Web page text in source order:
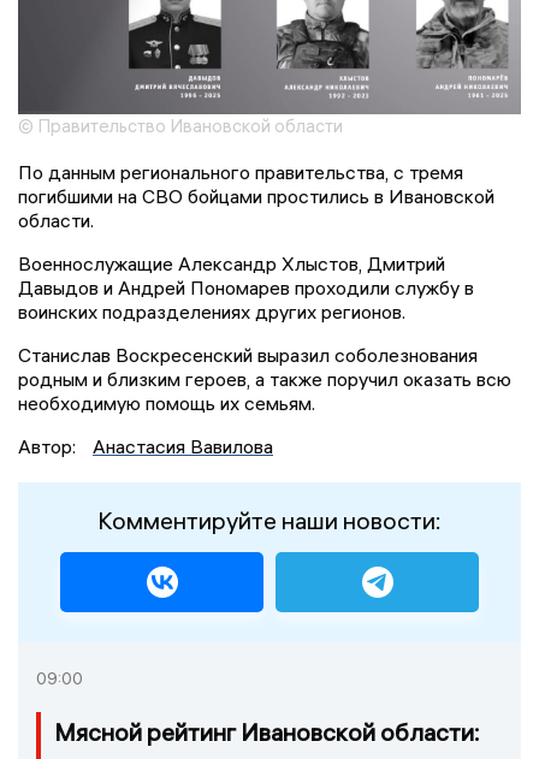
© Правительство Ивановской области
По данным регионального правительства, с тремя
погибшими на СВО бойцами простились в Ивановской
области.
Военнослужащие Александр Хлыстов, Дмитрий
Давыдов и Андрей Пономарев проходили службу в
воинских подразделениях других регионов.
Станислав Воскресенский выразил соболезнования
родным и близким героев, а также поручил оказать всю
необходимую помощь их семьям.
Автор:
Анастасия Вавилова
Комментируйте наши новости:
09:00
Мясной рейтинг Ивановской области: